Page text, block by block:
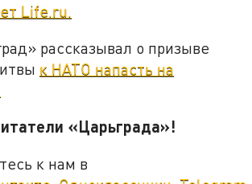
Life.ru.
рассказывал о призыве
к НАТО напасть на
«Царьграда»!
к нам в